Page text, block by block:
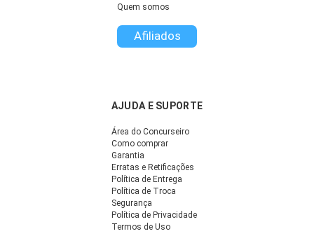
Quem somos
Afiliados
AJUDA E SUPORTE
Área do Concurseiro
Como comprar
Garantia
Erratas e Retificações
Política de Entrega
Política de Troca
Segurança
Política de Privacidade
Termos de Uso